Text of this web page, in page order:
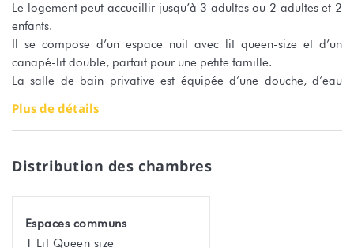
Le logement peut accueillir jusqu’à 3 adultes ou 2 adultes et 2
enfants.
Il se compose d’un espace nuit avec lit queen-size et d’un
canapé-lit double, parfait pour une petite famille.
La salle de bain privative est équipée d’une douche, d’eau
Vous profiterez également d’une kitchenette aménagée
préparer vos repas en toute autonomie.
de détente.
Plus de détails
Distribution des chambres
Espaces communs
1 Lit Queen size